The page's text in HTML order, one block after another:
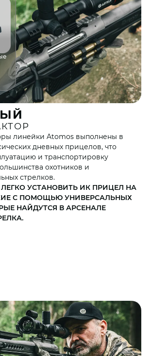
линейки Atomos выполнены в
дневных прицелов, что
и транспортировку
охотников и
стрелков.
УСТАНОВИТЬ ИК ПРИЦЕЛ НА
С ПОМОЩЬЮ УНИВЕРСАЛЬНЫХ
НАЙДУТСЯ В АРСЕНАЛЕ